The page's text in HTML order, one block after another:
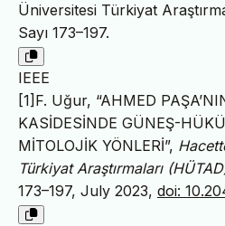
Üniversitesi Türkiyat
Sayı 173–197.
IEEE
[1]F. Uğur, “AHMED
KASİDESİNDE GÜNEŞ-
MİTOLOJİK YÖNLERİ”,
Türkiyat Araştırmaları
173–197, July 2023, doi: